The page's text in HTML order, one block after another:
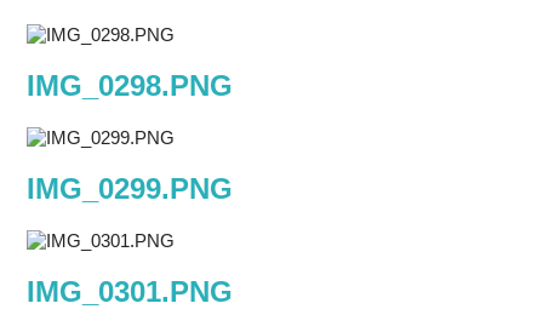
IMG_0298.PNG
IMG_0299.PNG
IMG_0301.PNG